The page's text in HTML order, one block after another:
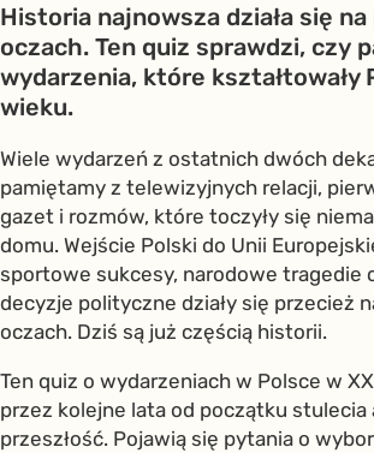
Historia najnowsza działa się
oczach. Ten quiz sprawdzi, czy
wydarzenia, które kształtowały
wieku.
Wiele wydarzeń z ostatnich dwóch
pamiętamy z telewizyjnych relacji,
gazet i rozmów, które toczyły się
domu. Wejście Polski do Unii
sportowe sukcesy, narodowe tragedie
decyzje polityczne działy się przecież
oczach. Dziś są już częścią historii.
Ten quiz o wydarzeniach w Polsce w
przez kolejne lata od początku stulecia
przeszłość. Pojawią się pytania o